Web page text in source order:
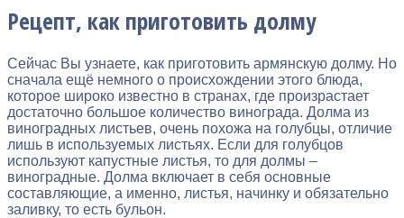
Рецепт, как приготовить долму
Сейчас Вы узнаете, как приготовить армянскую долму. Но
сначала ещё немного о происхождении этого блюда,
которое широко известно в странах, где произрастает
достаточно большое количество винограда. Долма из
виноградных листьев, очень похожа на голубцы, отличие
лишь в используемых листьях. Если для голубцов
используют капустные листья, то для долмы –
виноградные. Долма включает в себя основные
составляющие, а именно, листья, начинку и обязательно
заливку, то есть бульон.